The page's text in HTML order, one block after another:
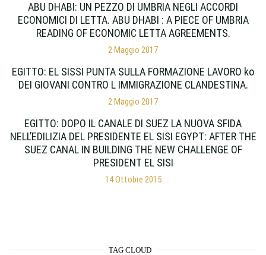
ABU DHABI: UN PEZZO DI UMBRIA NEGLI ACCORDI
ECONOMICI DI LETTA. ABU DHABI : A PIECE OF UMBRIA
READING OF ECONOMIC LETTA AGREEMENTS.
2 Maggio 2017
EGITTO: EL SISSI PUNTA SULLA FORMAZIONE LAVORO ko
DEI GIOVANI CONTRO L IMMIGRAZIONE CLANDESTINA.
2 Maggio 2017
EGITTO: DOPO IL CANALE DI SUEZ LA NUOVA SFIDA
NELL’EDILIZIA DEL PRESIDENTE EL SISI EGYPT: AFTER THE
SUEZ CANAL IN BUILDING THE NEW CHALLENGE OF
PRESIDENT EL SISI
14 Ottobre 2015
TAG CLOUD